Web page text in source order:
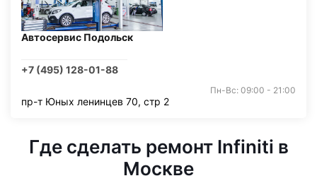
Автосервис Подольск
+7 (495) 128-01-88
Пн-Вс: 09:00 - 21:00
пр-т Юных ленинцев 70, стр 2
Где сделать ремонт Infiniti в
Москве